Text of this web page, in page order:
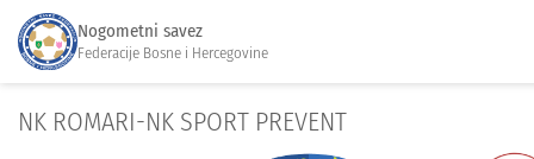
Nogometni savez
Federacije Bosne i Hercegovine
NK ROMARI-NK SPORT PREVENT